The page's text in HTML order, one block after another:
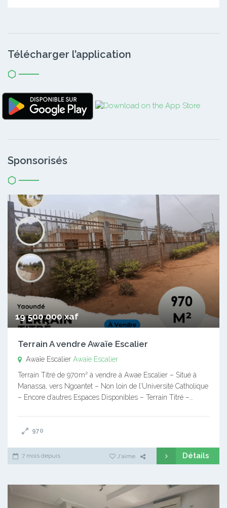
Télécharger l’application
Sponsorisés
19 500 000 xaf
Terrain A vendre Awaïe Escalier
Awaïe Escalier Awaïe Escalier
Terrain Titré de 970m² à vendre à Awae Escalier – Situé à
Manassa, vers Ngoantet – Non loin de l’Université Catholique
– Encore d’autres Espaces Disponibles – Terrain Titré –…
970
7 mois depuis J'aime Détails